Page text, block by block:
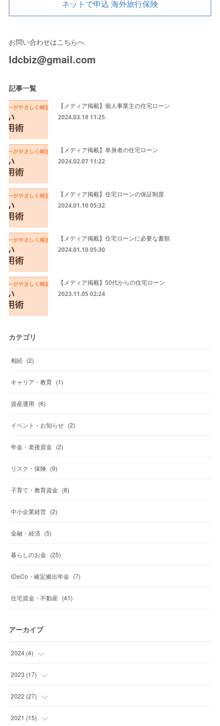
ネットで申込 海外旅行保険
お問い合わせはこちらへ
ldcbiz@gmail.com
記事一覧
【メディア掲載】個人事業主の住宅ローン
2024.03.18 11:25
【メディア掲載】単身者の住宅ローン
2024.02.07 11:22
【メディア掲載】住宅ローンの保証制度
2024.01.10 05:32
【メディア掲載】住宅ローンに必要な書類
2024.01.10 05:30
【メディア掲載】50代からの住宅ローン
2023.11.05 02:24
カテゴリ
相続 (2)
キャリア・教育 (1)
資産運用 (6)
イベント・お知らせ (2)
年金・老後資金 (2)
リスク・保険 (9)
子育て・教育資金 (8)
中小企業経営 (2)
金融・経済 (5)
暮らしのお金 (25)
iDeCo・確定拠出年金 (7)
住宅資金・不動産 (41)
アーカイブ
2024 (4)
(1
(1
(2
2023 (17)
(1
(2
2022 (27)
(4
2021 (15)